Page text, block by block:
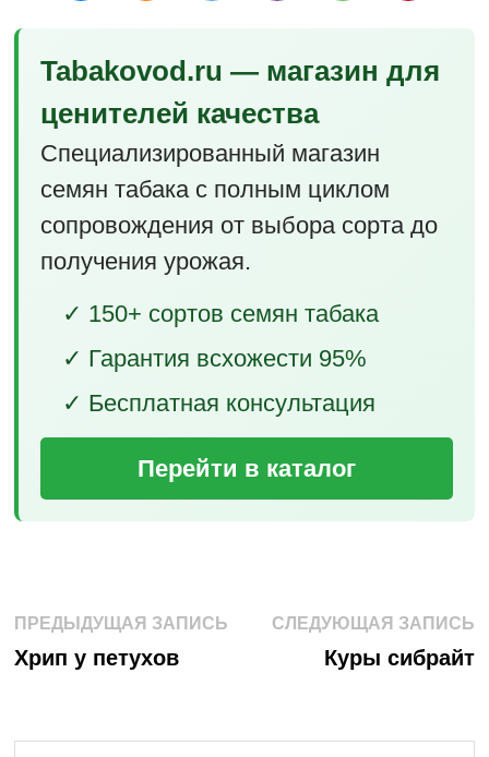
Tabakovod.ru — магазин для
ценителей качества
Специализированный магазин
семян табака с полным циклом
сопровождения от выбора сорта до
получения урожая.
✓ 150+ сортов семян табака
✓ Гарантия всхожести 95%
✓ Бесплатная консультация
Перейти в каталог
Навигация
по
ПРЕДЫДУЩАЯ ЗАПИСЬПредыдущая
Хрип у петухов
СЛЕДУЮЩАЯ ЗАПИСЬ
Куры сибрайт